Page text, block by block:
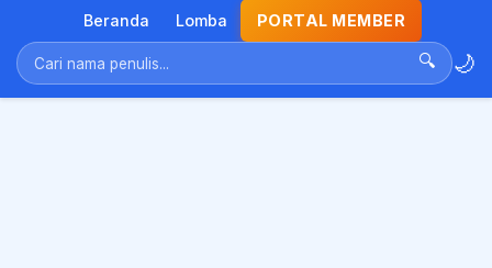
Beranda Lomba PORTAL MEMBER
🔍 🌙